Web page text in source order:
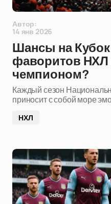
Автор:
14 янв 2026
Шансы на Кубок
фаворитов НХЛ
чемпионом?
Каждый сезон
приносит с собой море
НХЛ